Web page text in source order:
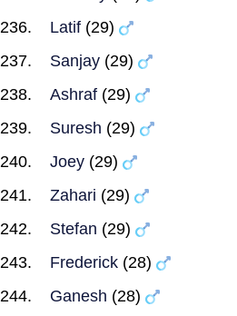
Latif (29)
Sanjay (29)
Ashraf (29)
Suresh (29)
Joey (29)
Zahari (29)
Stefan (29)
Frederick (28)
Ganesh (28)